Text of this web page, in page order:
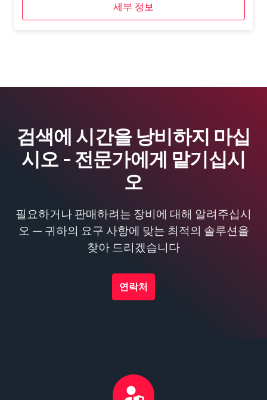
세부 정보
검색에 시간을 낭비하지 마십
시오 - 전문가에게 맡기십시
오
필요하거나 판매하려는 장비에 대해 알려주십시
오 — 귀하의 요구 사항에 맞는 최적의 솔루션을
찾아 드리겠습니다
연락처